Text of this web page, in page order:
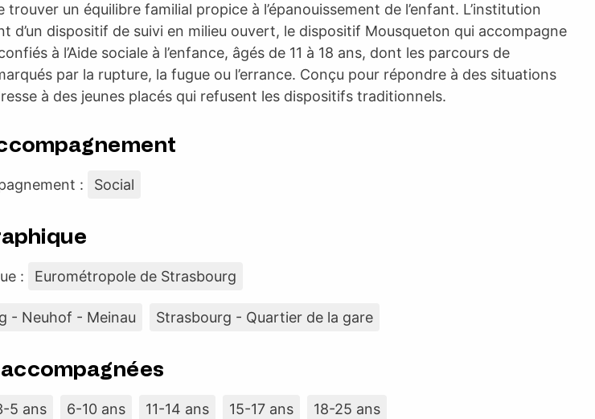
trouver un équilibre familial propice à l’épanouissement de l’enfant. L’institution
d’un dispositif de suivi en milieu ouvert, le dispositif Mousqueton qui accompagne
à l’Aide sociale à l’enfance, âgés de 11 à 18 ans, dont les parcours de
par la rupture, la fugue ou l’errance. Conçu pour répondre à des situations
à des jeunes placés qui refusent les dispositifs traditionnels.
: Social
: Eurométropole de Strasbourg
- Neuhof - Meinau Strasbourg - Quartier de la gare
5 ans 6-10 ans 11-14 ans 15-17 ans 18-25 ans